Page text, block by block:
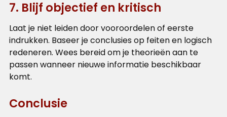
7. Blijf objectief en kritisch
Laat je niet leiden door vooroordelen of eerste
indrukken. Baseer je conclusies op feiten en logisch
redeneren. Wees bereid om je theorieën aan te
passen wanneer nieuwe informatie beschikbaar
komt.
Conclusie